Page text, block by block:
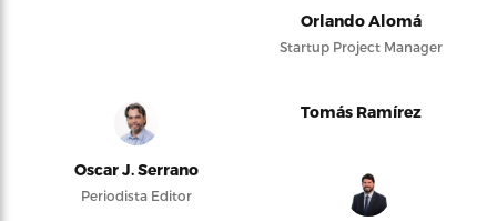
Orlando Alomá
Startup Project Manager
Oscar J. Serrano
Periodista Editor
Tomás Ramírez